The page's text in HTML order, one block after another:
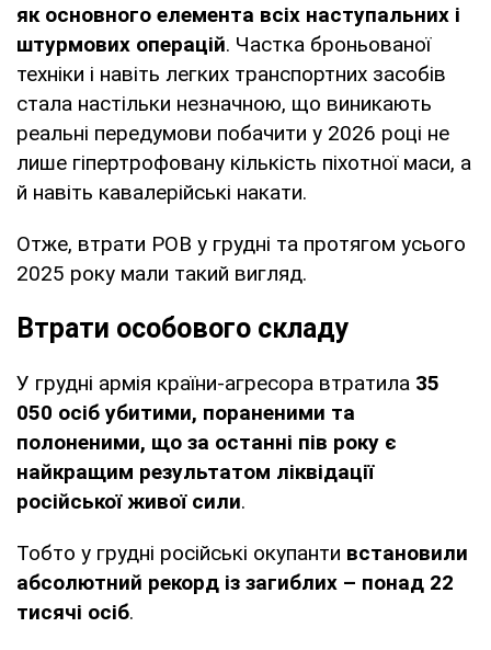
як основного елемента всіх наступальних і
штурмових операцій. Частка броньованої
техніки і навіть легких транспортних засобів
стала настільки незначною, що виникають
реальні передумови побачити у 2026 році не
лише гіпертрофовану кількість піхотної маси, а
й навіть кавалерійські накати.
Отже, втрати РОВ у грудні та протягом усього
2025 року мали такий вигляд.
Втрати особового складу
У грудні армія країни-агресора втратила 35
050 осіб убитими, пораненими та
полоненими, що за останні пів року є
найкращим результатом ліквідації
російської живої сили.
Тобто у грудні російські окупанти встановили
абсолютний рекорд із загиблих – понад 22
тисячі осіб.